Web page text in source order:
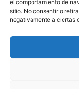
el comportamiento de
sitio. No consentir o
negativamente a ciertas
Andalucía
nuevas